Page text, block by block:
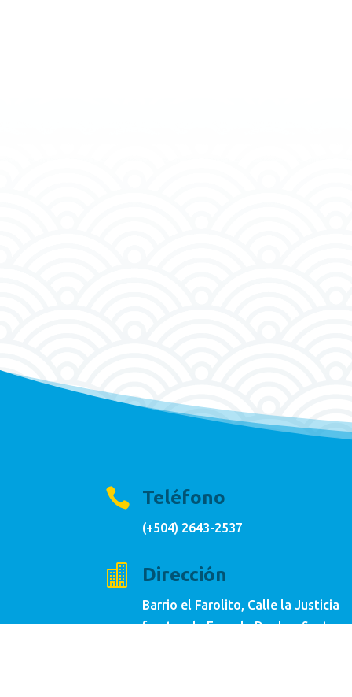
 Teléfono
(+504) 2643-2537
 Dirección
Barrio el Farolito, Calle la Justicia
frente a la Escuela Duplex, Santa